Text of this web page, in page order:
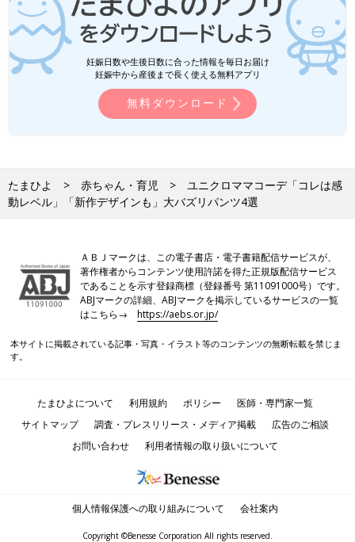
妊娠日数や生後日数に合った情報を毎日お届け
妊娠中から産後まで長く使える無料アプリ
無料ダウンロード
たまひよ 赤ちゃん・育児
ユニクロママコーデ「コレは感
動レベル」「新作デザインも」大バズリパンツ4選
ＡＢＪマークは、この電子書店・電子書籍配信サービスが、
著作権者からコンテンツ使用許諾を得た正規版配信サービス
であることを示す登録商標（登録番号 第11091000号）です。
ABJマークの詳細、ABJマークを掲示しているサービスの一覧
はこちら→https://aebs.or.jp/
本サイトに掲載されている記事・写真・イラスト等のコンテンツの無断転載を禁じま
す。
たまひよについて 利用規約 ポリシー
医師・専門家一覧
サイトマップ
調査・プレスリリース・メディア掲載
広告のご相談
お問い合わせ
利用者情報の取り扱いについて
個人情報保護への取り組みについて 会社案内
Copyright ©Benesse Corporation All rights reserved.